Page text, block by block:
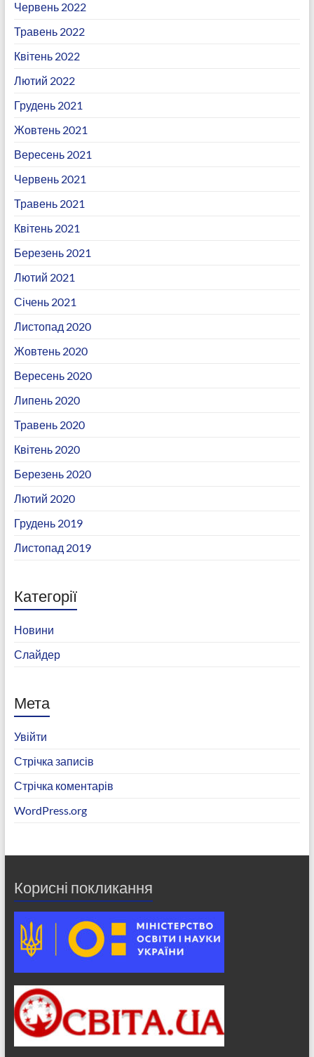
Червень 2022
Травень 2022
Квітень 2022
Лютий 2022
Грудень 2021
Жовтень 2021
Вересень 2021
Червень 2021
Травень 2021
Квітень 2021
Березень 2021
Лютий 2021
Січень 2021
Листопад 2020
Жовтень 2020
Вересень 2020
Липень 2020
Травень 2020
Квітень 2020
Березень 2020
Лютий 2020
Грудень 2019
Листопад 2019
Категорії
Новини
Слайдер
Мета
Увійти
Стрічка записів
Стрічка коментарів
WordPress.org
Корисні покликання